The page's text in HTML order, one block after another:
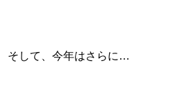
そして、今年はさらに…